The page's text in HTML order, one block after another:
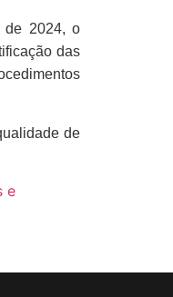
de 2024, o
das
de
e